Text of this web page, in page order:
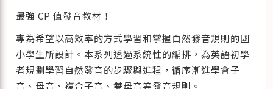
最強 CP 值發音教材！
專為希望以高效率的方式學習和掌握自然發音規則的國
小學生所設計。本系列透過系統性的編排，為英語初學
者規劃學習自然發音的步驟與進程，循序漸進學會子
音、母音、複合子音、雙母音等發音規則。